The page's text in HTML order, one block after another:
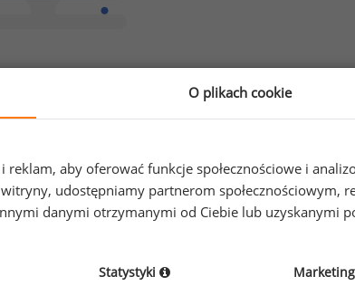
powinieneś zarabiać
O plikach cookie
aby oferować funkcje społecznościowe i
udostępniamy partnerom społecznościowym,
danymi otrzymanymi od Ciebie lub uzyskanymi
Statystyki Marketing